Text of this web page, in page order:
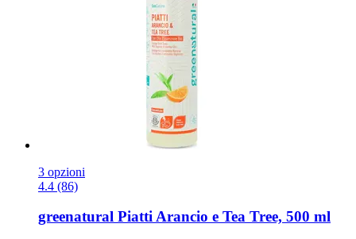
3 opzioni
4.4 (86)
greenatural Piatti Arancio e Tea Tree, 500 ml